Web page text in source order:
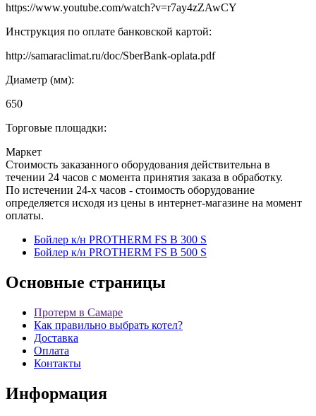
https://www.youtube.com/watch?v=r7ay4zZAwCY
Инструкция по оплате банковской картой:
http://samaraclimat.ru/doc/SberBank-oplata.pdf
Диаметр (мм):
650
Торговые площадки:
Маркет
Стоимость заказанного оборудования действительна в
течении 24 часов с момента принятия заказа в обработку.
По истечении 24-х часов - стоимость оборудование
определяется исходя из цены в интернет-магазине на момент
оплаты.
Бойлер к/н PROTHERM FS B 300 S
Бойлер к/н PROTHERM FS B 500 S
Основные страницы
Протерм в Самаре
Как правильно выбрать котел?
Доставка
Оплата
Контакты
Информация